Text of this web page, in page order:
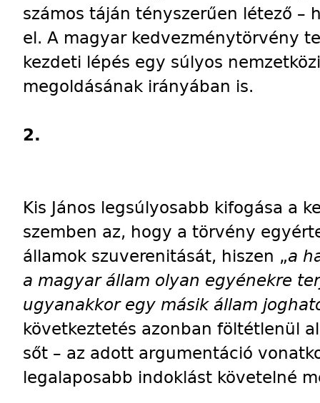
számos táján tényszerűen létező –
el. A magyar kedvezménytörvény
kezdeti lépés egy súlyos
megoldásának irányában is.
2.
Kis János legsúlyosabb kifogása a
szemben az, hogy a törvény
államok szuverenitását, hiszen „a
a magyar állam olyan egyénekre
ugyanakkor egy másik állam
következtetés azonban föltétlenül
sőt – az adott argumentáció
legalaposabb indoklást követelné